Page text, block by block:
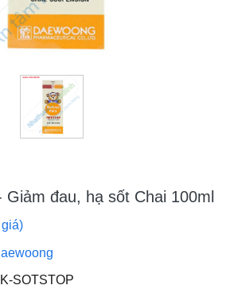
đau, hạ sốt Chai 100ml
SOTSTOP